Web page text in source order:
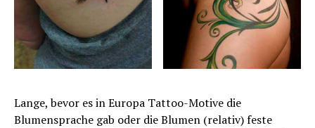
Lange, bevor es in Europa Tattoo-Motive die
Blumensprache gab oder die Blumen (relativ) feste